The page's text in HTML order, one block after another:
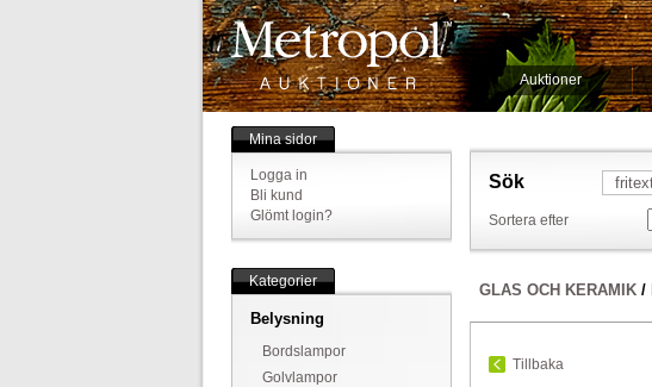
Auktioner
Mina sidor
Logga in
Bli kund
Glömt login?
Kategorier
Belysning
Bordslampor
Golvlampor
Sök
Sortera efter
GLAS OCH KERAMIK/
Tillbaka